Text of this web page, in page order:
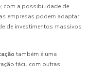
com a possibilidade de
empresas podem adaptar
de investimentos massivos
também é uma
fácil com outras